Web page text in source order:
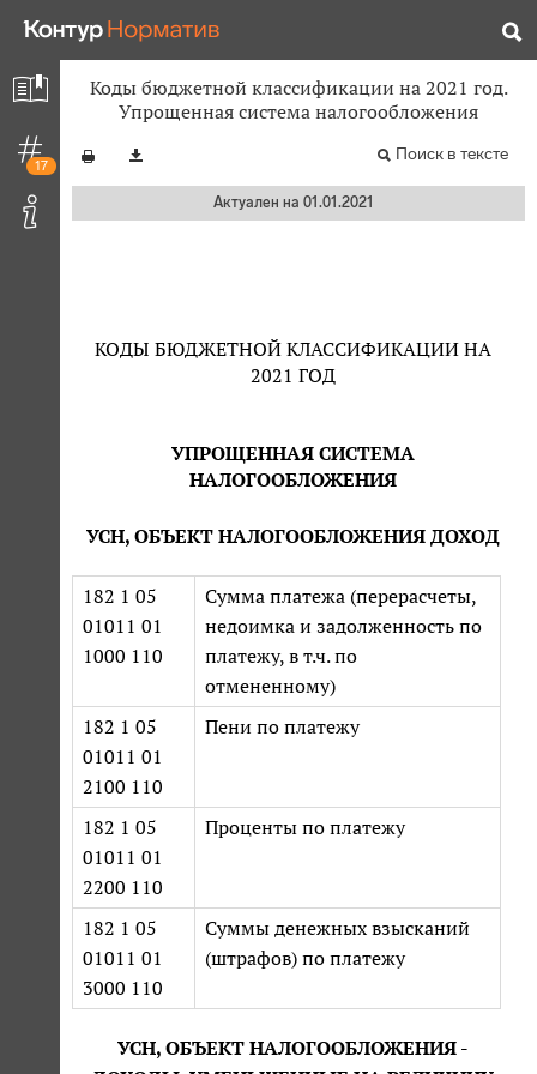
17
Коды бюджетной классификации на 2021 год.
Упрощенная система налогообложения
Поиск в тексте
Актуален на 01.01.2021
КОДЫ БЮДЖЕТНОЙ КЛАССИФИКАЦИИ НА
2021 ГОД
УПРОЩЕННАЯ СИСТЕМА
НАЛОГООБЛОЖЕНИЯ
УСН, ОБЪЕКТ НАЛОГООБЛОЖЕНИЯ ДОХОД
182 1 05
01011 01
1000 110
Сумма платежа (перерасчеты,
недоимка и задолженность по
платежу, в т.ч. по
отмененному)
182 1 05
01011 01
2100 110
Пени по платежу
182 1 05
01011 01
2200 110
Проценты по платежу
182 1 05
01011 01
3000 110
Суммы денежных взысканий
(штрафов) по платежу
УСН, ОБЪЕКТ НАЛОГООБЛОЖЕНИЯ -